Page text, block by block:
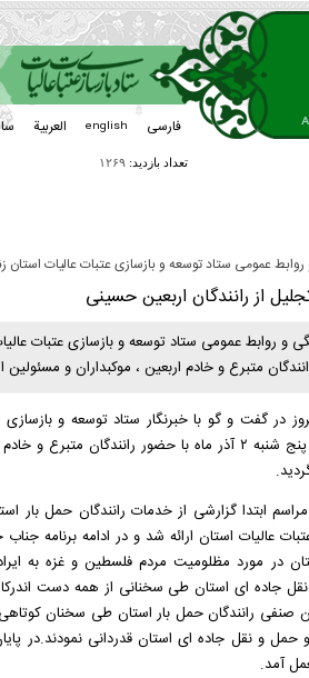
فارسی english العربیة
تعداد بازدید: ۱۲۶۹
عمومی ستاد توسعه و بازسازی عتبات عالیات استان
از رانندگان اربعین حسینی
و روابط عمومی ستاد توسعه و بازسازی عتبات
متبرع و خادم اربعین ، موکبداران و
در گفت و گو با خبرنگار ستاد توسعه و بازسازی
حسینی استان روز پنج شنبه ۲ آذر ماه با حضور
ابتدا گزارشی از خدمات رانندگان حمل بار
عالیات استان ارائه شد و در ادامه برنامه
در مورد مظلومیت مردم فلسطین و غزه به
جاده ای استان طی سخنانی از همه دست
رانندگان حمل بار استان طی سخنان کوتاهی
حمل و نقل جاده ای استان قدردانی نمودند.در
آمد.